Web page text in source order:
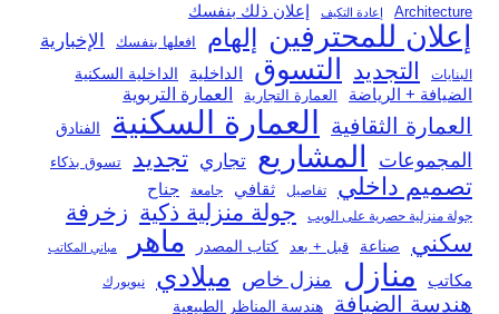
Architecture إعادة التكيف إعلان ذلك بنفسك
إعلان للمحترفين إلهام افعلها بنفسك الإخبارية
البنايات التجديد التسوق الداخلية الداخلية السكنية
الضيافة + الرياضة العمارة التجارية العمارة التربوية
العمارة الثقافية العمارة السكنية الفنادق
المجموعات المشاريع تجاري تجديد تسوق بذكاء
تصميم داخلي تفاصيل ثقافي جامعة جناح
جولة منزلية حصرية على الويب جولة منزلية ذكية زخرفة
سكني صناعة قبل + بعد كتاب المصدر ماهر مباني المكاتب
مكاتب منازل منزل خاص ميلادي نيويورك
هندسة الضيافة هندسة المناظر الطبيعية